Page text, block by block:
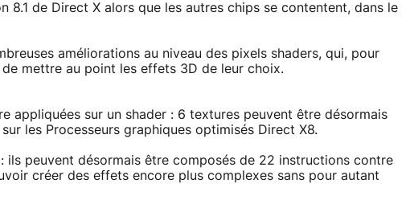
8.1 de Direct X alors que les autres chips se contentent, dans le
améliorations au niveau des pixels shaders, qui, pour
mettre au point les effets 3D de leur choix.
appliquées sur un shader : 6 textures peuvent être désormais
les Processeurs graphiques optimisés Direct X8.
ils peuvent désormais être composés de 22 instructions contre
créer des effets encore plus complexes sans pour autant